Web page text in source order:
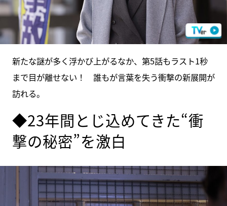
新たな謎が多く浮かび上がるなか、第5話もラスト1秒
まで目が離せない！ 誰もが言葉を失う衝撃の新展開が
訪れる。
◆23年間とじ込めてきた“衝
撃の秘密”を激白